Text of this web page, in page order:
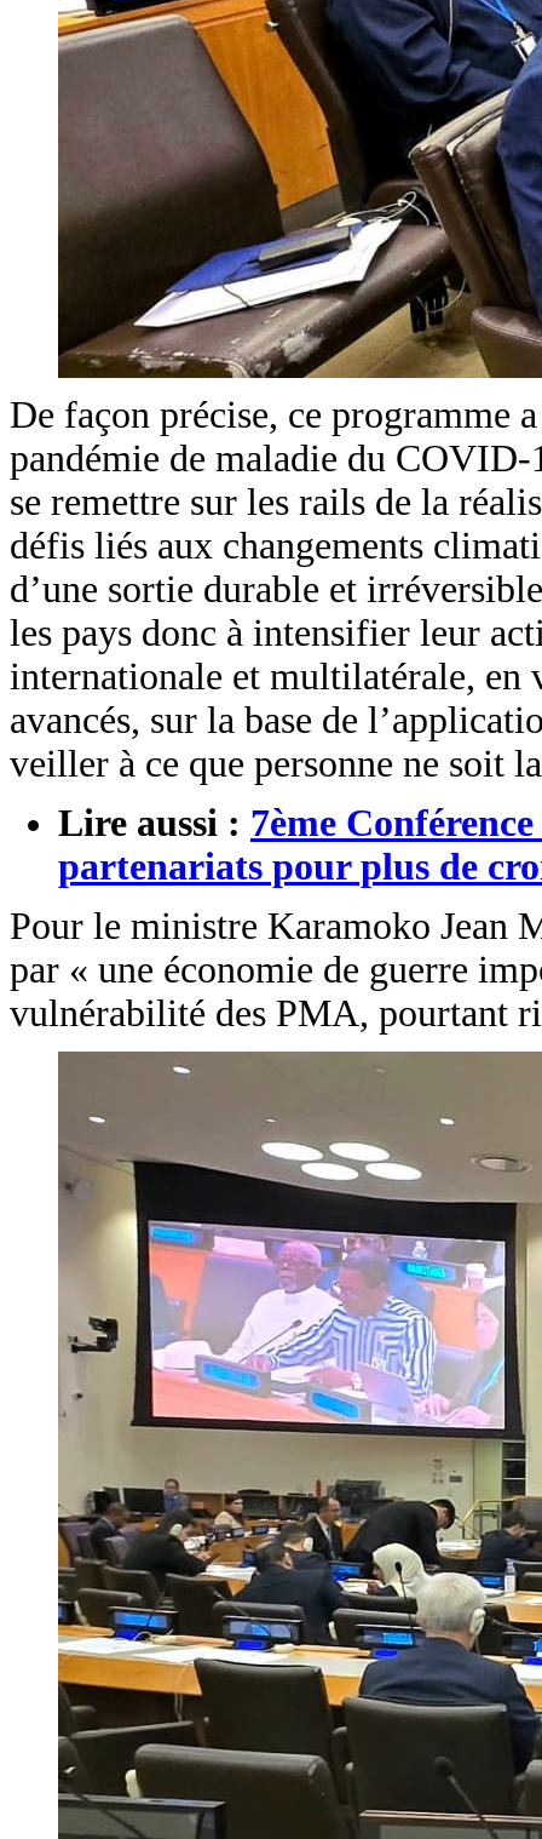
De façon précise, ce programme
pandémie de maladie du COVID-
se remettre sur les rails de la
défis liés aux changements
d’une sortie durable et
les pays donc à intensifier leur
internationale et multilatérale, en
avancés, sur la base de
veiller à ce que personne ne soit
Lire aussi : 7ème
partenariats pour plus de
Pour le ministre Karamoko Jean
par « une économie de guerre
vulnérabilité des PMA, pourtant